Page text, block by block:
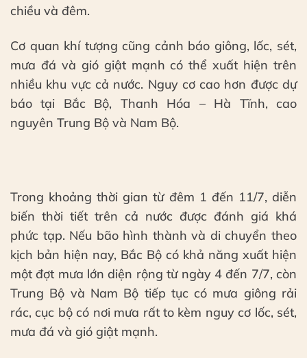
chiều và đêm.
Cơ quan khí tượng cũng cảnh báo giông, lốc, sét,
mưa đá và gió giật mạnh có thể xuất hiện trên
nhiều khu vực cả nước. Nguy cơ cao hơn được dự
báo tại Bắc Bộ, Thanh Hóa – Hà Tĩnh, cao
nguyên Trung Bộ và Nam Bộ.
Trong khoảng thời gian từ đêm 1 đến 11/7, diễn
biến thời tiết trên cả nước được đánh giá khá
phức tạp. Nếu bão hình thành và di chuyển theo
kịch bản hiện nay, Bắc Bộ có khả năng xuất hiện
một đợt mưa lớn diện rộng từ ngày 4 đến 7/7, còn
Trung Bộ và Nam Bộ tiếp tục có mưa giông rải
rác, cục bộ có nơi mưa rất to kèm nguy cơ lốc, sét,
mưa đá và gió giật mạnh.